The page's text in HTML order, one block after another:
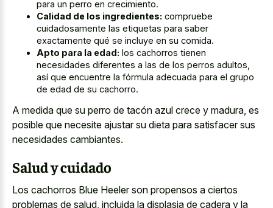
para un perro en crecimiento.
Calidad de los ingredientes: compruebe
cuidadosamente las etiquetas para saber
exactamente qué se incluye en su comida.
Apto para la edad: los cachorros tienen
necesidades diferentes a las de los perros adultos,
así que encuentre la fórmula adecuada para el grupo
de edad de su cachorro.
A medida que su perro de tacón azul crece y madura, es
posible que necesite ajustar su dieta para satisfacer sus
necesidades cambiantes.
Salud y cuidado
Los cachorros Blue Heeler son propensos a ciertos
problemas de salud, incluida la displasia de cadera y la